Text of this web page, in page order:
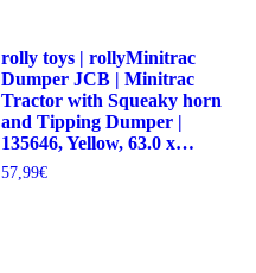
rolly toys | rollyMinitrac
Dumper JCB | Minitrac
Tractor with Squeaky horn
and Tipping Dumper |
135646, Yellow, 63.0 x…
57,99€